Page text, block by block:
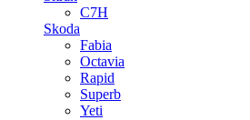
C7H
Skoda
Fabia
Octavia
Rapid
Superb
Yeti